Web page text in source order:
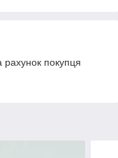
рахунок покупця